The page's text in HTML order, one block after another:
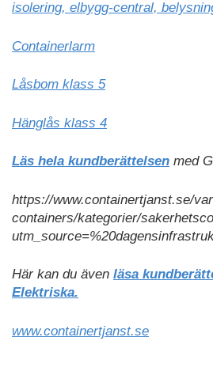
isolering, elbygg-central,
Containerlarm
Låsbom klass 5
Hänglås klass 4
Läs hela kundberättelsen med
https://www.containertjanst.se/
containers/kategorier/
Här kan du även läsa
Elektriska.
www.containertjanst.se